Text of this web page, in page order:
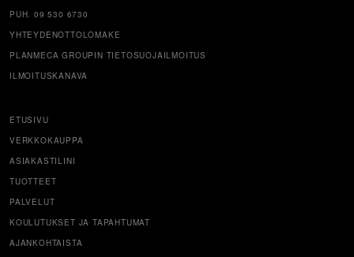
PUH. 09 530 6730
YHTEYDENOTTOLOMAKE
PLANMECA GROUPIN TIETOSUOJAILMOITUS
ILMOITUSKANAVA
ETUSIVU
VERKKOKAUPPA
ASIAKASTILINI
TUOTTEET
PALVELUT
KOULUTUKSET JA TAPAHTUMAT
AJANKOHTAISTA